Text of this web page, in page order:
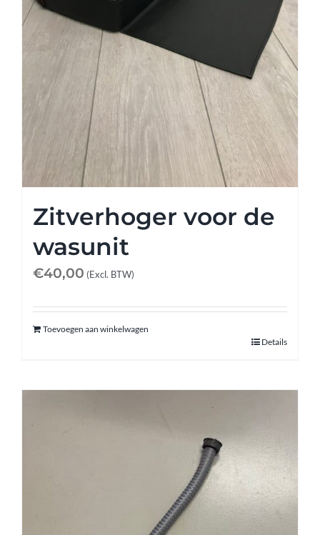
Zitverhoger voor de
wasunit
€40,00 (Excl. BTW)
Toevoegen aan winkelwagen
Details